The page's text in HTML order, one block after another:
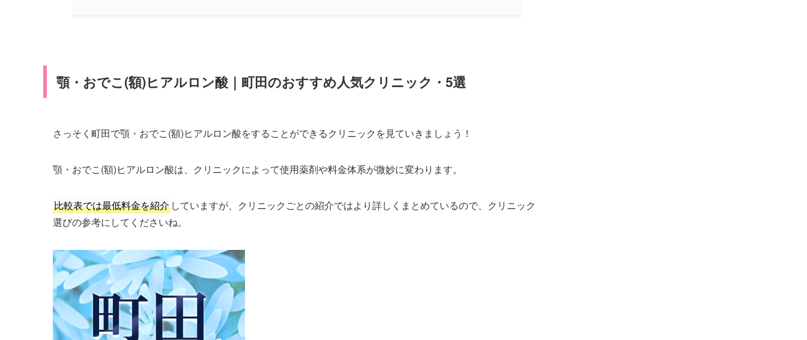
顎・おでこ(額)ヒアルロン酸｜町田のおすすめ人気クリニック・5選
さっそく町田で顎・おでこ(額)ヒアルロン酸をすることができるクリニックを見ていきましょう！
顎・おでこ(額)ヒアルロン酸は、クリニックによって使用薬剤や料金体系が微妙に変わります。
比較表では最低料金を紹介 していますが、クリニックごとの紹介ではより詳しくまとめているので、クリニック
選びの参考にしてくださいね。